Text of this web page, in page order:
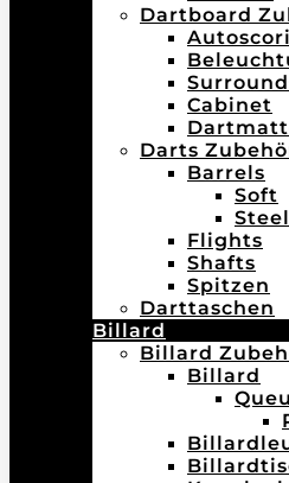
Dartboard
Cabinet
Darts
Barrels
Soft
Steel
Flights
Shafts
Spitzen
Darttaschen
Billard
Billard
Billard